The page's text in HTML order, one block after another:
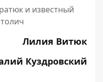
и известный
Лилия Витюк
Куздровский